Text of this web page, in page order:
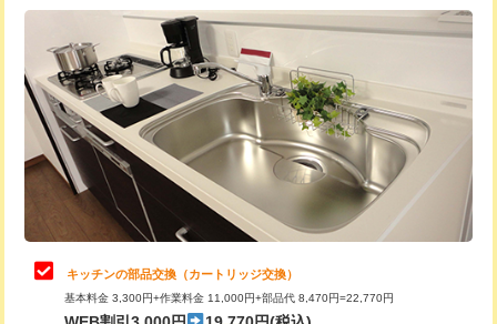
給水管工事※（バンド止め) 3,300円
給水管工事※（支持金具設置) 5,500円
給水管工事※（保温材使用（バンド止
め込み）)
5,500円
給水管工事※（土の掘削・埋め戻し作
11,000円
給水管工事※（塩ビ管（VP・HI）使
用/3ｍまで)
追加トーラー機使用/3m超え +3,300円
カメラ調査 33,000円
桝清掃 8,800円
止水・漏水調査・防水処理・清掃・修
理・調整・分解・加工など（軽作業）
11,000円
止水・漏水調査・防水処理・清掃・修
理・調整・分解・加工など（中作業）
22,000円
止水・漏水調査・防水処理・清掃・修
33,000円
キッチンの部品交換（カートリッジ交換）
基本料金 3,300円+作業料金 11,000円+部品代 8,470円=22,770円